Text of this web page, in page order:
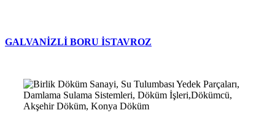
GALVANİZLİ BORU İSTAVROZ